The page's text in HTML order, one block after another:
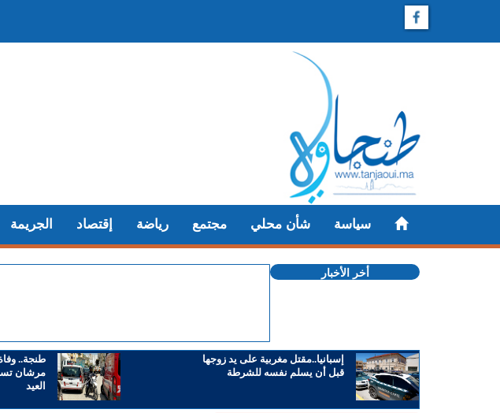
الجريمة إقتصاد رياضة مجتمع شأن محلي سياسة
أخر الأخبار
طنجة..
مرشان
العيد
إسبانيا..مقتل مغربية على يد زوجها
قبل أن يسلم نفسه للشرطة